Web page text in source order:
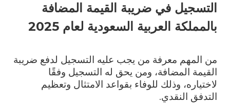
التسجيل في ضريبة القيمة المضافة
بالمملكة العربية السعودية لعام 2025
من المهم معرفة من يجب عليه التسجيل لدفع ضريبة
القيمة المضافة، ومن يحق له التسجيل وفقًا
لاختياره، وذلك للوفاء بقواعد الامتثال وتعظيم
التدفق النقدي.